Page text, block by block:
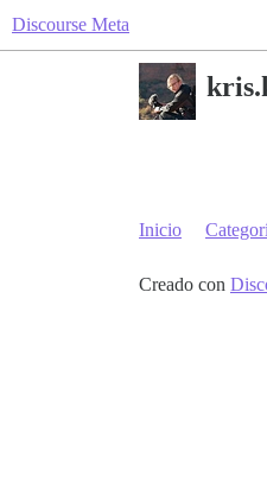
Discourse Meta
Inicio
Creado con